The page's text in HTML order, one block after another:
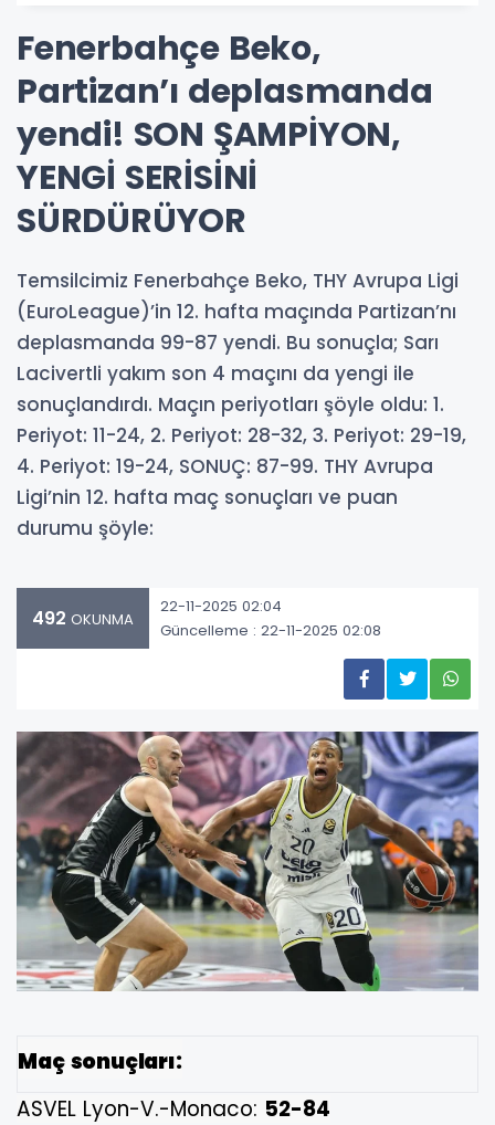
Fenerbahçe Beko,
Partizan’ı deplasmanda
yendi! SON ŞAMPİYON,
YENGİ SERİSİNİ
SÜRDÜRÜYOR
Temsilcimiz Fenerbahçe Beko, THY Avrupa Ligi
(EuroLeague)’in 12. hafta maçında Partizan’nı
deplasmanda 99-87 yendi. Bu sonuçla; Sarı
Lacivertli yakım son 4 maçını da yengi ile
sonuçlandırdı. Maçın periyotları şöyle oldu: 1.
Periyot: 11-24, 2. Periyot: 28-32, 3. Periyot: 29-19,
4. Periyot: 19-24, SONUÇ: 87-99. THY Avrupa
Ligi’nin 12. hafta maç sonuçları ve puan
durumu şöyle:
492 OKUNMA
22-11-2025 02:04
Güncelleme : 22-11-2025 02:08
Maç sonuçları:
ASVEL Lyon-V.-Monaco: 52-84